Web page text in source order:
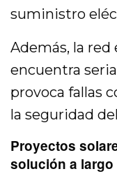
suministro
Además, la red
encuentra
provoca fallas
la seguridad
Proyectos
solución a largo